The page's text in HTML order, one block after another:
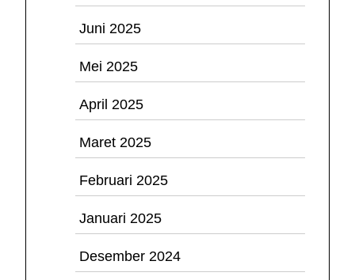
Juni 2025
Mei 2025
April 2025
Maret 2025
Februari 2025
Januari 2025
Desember 2024